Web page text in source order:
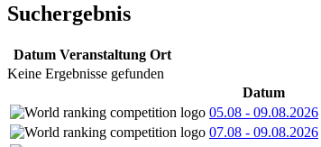
Suchergebnis
Datum Veranstaltung Ort
Keine Ergebnisse gefunden
Datum
05.08 - 09.08.2026
07.08 - 09.08.2026